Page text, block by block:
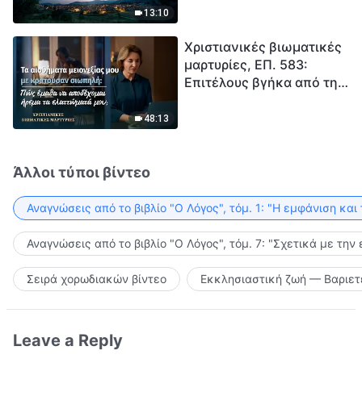
13:10
48:13
Χριστιανικές βιωματικές
μαρτυρίες, ΕΠ. 583:
Επιτέλους βγήκα από τη
Άλλοι τύποι βίντεο
Αναγνώσεις από το βιβλίο "Ο Λόγος", τόμ. 1: "Η εμφάνιση
Αναγνώσεις από το βιβλίο "Ο Λόγος", τόμ. 7: "Σχετικά με την
Σειρά χορωδιακών βίντεο Εκκλησιαστική ζωή —
Leave a Reply